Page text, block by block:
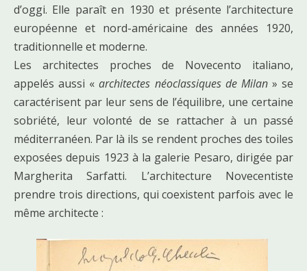
d’oggi. Elle paraît en 1930 et présente l’architecture
européenne et nord-américaine des années 1920,
traditionnelle et moderne.
Les architectes proches de Novecento italiano,
appelés aussi «architectes néoclassiques de Milan» se
caractérisent par leur sens de l’équilibre, une certaine
sobriété, leur volonté de se rattacher à un passé
méditerranéen. Par là ils se rendent proches des toiles
exposées depuis 1923 à la galerie Pesaro, dirigée par
Margherita Sarfatti. L’architecture Novecentiste
prendre trois directions, qui coexistent parfois avec le
même architecte :